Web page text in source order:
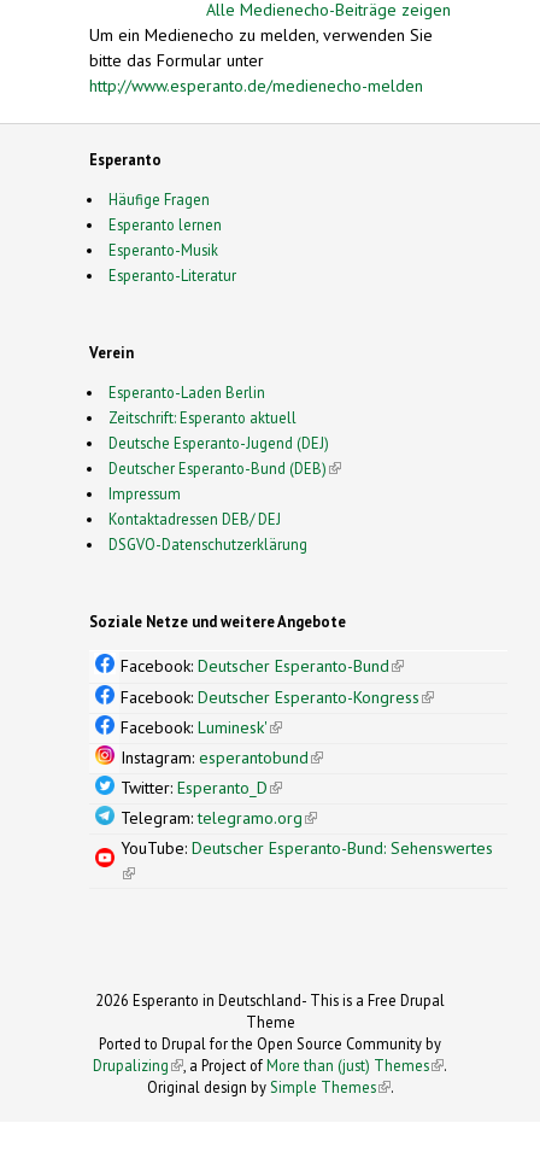
Alle Medienecho-Beiträge zeigen
Um ein Medienecho zu melden, verwenden Sie
bitte das Formular unter
http://www.esperanto.de/medienecho-melden
Esperanto
Häufige Fragen
Esperanto lernen
Esperanto-Musik
Esperanto-Literatur
Verein
Esperanto-Laden Berlin
Zeitschrift: Esperanto aktuell
Deutsche Esperanto-Jugend (DEJ)
Deutscher Esperanto-Bund (DEB)(link is external)
Impressum
Kontaktadressen DEB/ DEJ
DSGVO-Datenschutzerklärung
Soziale Netze und weitere Angebote
Facebook: Deutscher Esperanto-Bund(link is
external)
Facebook: Deutscher Esperanto-Kongress(link is
Facebook: Luminesk'(link is external)
Instagram: esperantobund(link is external)
Twitter: Esperanto_D(link is external)
Telegram:telegramo.org(link is external)
YouTube: Deutscher Esperanto-Bund: Sehenswertes
(link is external)
2026 Esperanto in Deutschland- This is a Free Drupal
Theme
Ported to Drupal for the Open Source Community by
Drupalizing(link is external)
, a Project ofMore than (just) Themes (link is
.
Original design bySimple Themes
(link is
.